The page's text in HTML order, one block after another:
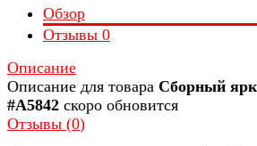
Обзор
Отзывы 0
Описание
Описание для товара Сборный
#A5842 скоро обновится
Отзывы (0)